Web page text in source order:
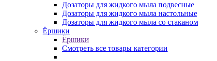
Дозаторы для жидкого мыла подвесные
Дозаторы для жидкого мыла настольные
Дозаторы для жидкого мыла со стаканом
Ёршики
Ёршики
Смотреть все товары категории